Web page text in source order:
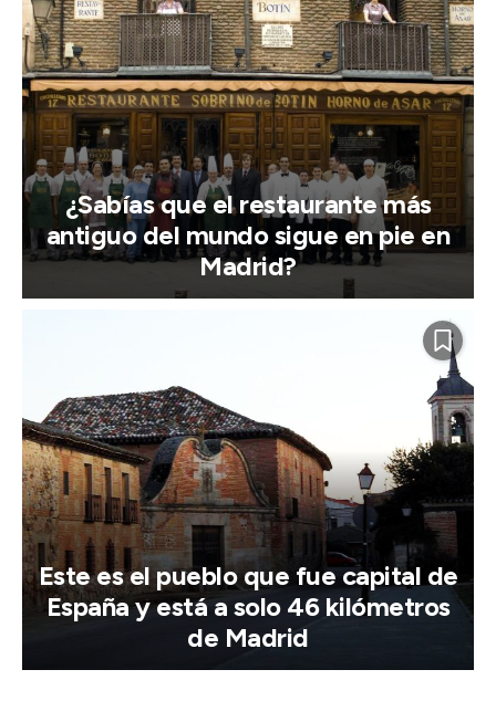
¿Sabías que el restaurante más
antiguo del mundo sigue en pie en
Madrid?
Este es el pueblo que fue capital de
España y está a solo 46 kilómetros
de Madrid